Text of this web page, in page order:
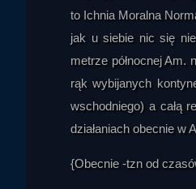
to Ichnia Moralna
jak u siebie nic się
metrze północnej Am.
rąk wybijanych
wschodniego) a całą
działaniach obecnie w
{Obecnie -tzn od